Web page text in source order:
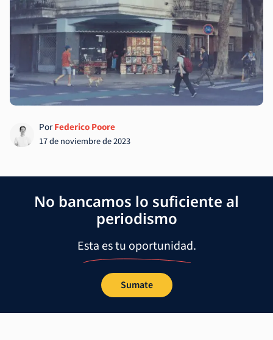
PorFederico Poore
17 de noviembre de 2023
No bancamos lo suficiente al
periodismo
Esta es tu oportunidad.
Sumate